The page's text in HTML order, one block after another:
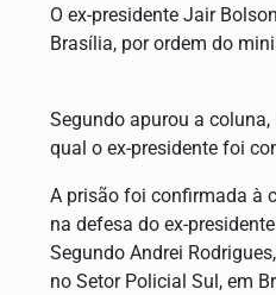
O ex-presidente Jair
Brasília, por ordem do
Segundo apurou a
qual o ex-presidente foi
A prisão foi confirmada à
na defesa do ex-
Segundo Andrei
no Setor Policial Sul, em